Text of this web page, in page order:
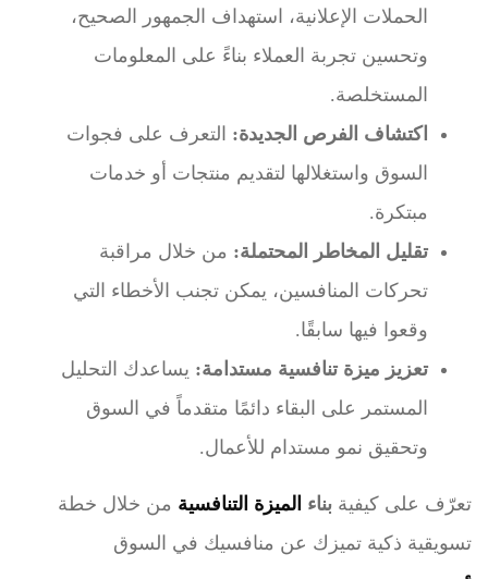
الحملات الإعلانية، استهداف الجمهور الصحيح،
وتحسين تجربة العملاء بناءً على المعلومات
المستخلصة.
اكتشاف الفرص الجديدة: التعرف على فجوات
السوق واستغلالها لتقديم منتجات أو خدمات
مبتكرة.
تقليل المخاطر المحتملة: من خلال مراقبة
تحركات المنافسين، يمكن تجنب الأخطاء التي
وقعوا فيها سابقًا.
تعزيز ميزة تنافسية مستدامة: يساعدك التحليل
المستمر على البقاء دائمًا متقدماً في السوق
وتحقيق نمو مستدام للأعمال.
تعرّف على كيفية بناء الميزة التنافسية من خلال خطة
تسويقية ذكية تميزك عن منافسيك في السوق